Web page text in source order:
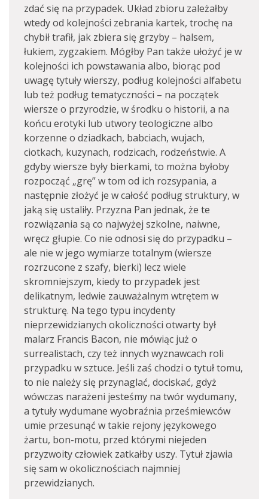
zdać się na przypadek. Układ zbioru zależałby
wtedy od kolejności zebrania kartek, trochę na
chybił trafił, jak zbiera się grzyby – halsem,
łukiem, zygzakiem. Mógłby Pan także ułożyć je w
kolejności ich powstawania albo, biorąc pod
uwagę tytuły wierszy, podług kolejności alfabetu
lub też podług tematyczności – na początek
wiersze o przyrodzie, w środku o historii, a na
końcu erotyki lub utwory teologiczne albo
korzenne o dziadkach, babciach, wujach,
ciotkach, kuzynach, rodzicach, rodzeństwie. A
gdyby wiersze były bierkami, to można byłoby
rozpocząć „grę” w tom od ich rozsypania, a
następnie złożyć je w całość podług struktury, w
jaką się ustaliły. Przyzna Pan jednak, że te
rozwiązania są co najwyżej szkolne, naiwne,
wręcz głupie. Co nie odnosi się do przypadku –
ale nie w jego wymiarze totalnym (wiersze
rozrzucone z szafy, bierki) lecz wiele
skromniejszym, kiedy to przypadek jest
delikatnym, ledwie zauważalnym wtrętem w
strukturę. Na tego typu incydenty
nieprzewidzianych okoliczności otwarty był
malarz Francis Bacon, nie mówiąc już o
surrealistach, czy też innych wyznawcach roli
przypadku w sztuce. Jeśli zaś chodzi o tytuł tomu,
to nie należy się przynaglać, dociskać, gdyż
wówczas narażeni jesteśmy na twór wydumany,
a tytuły wydumane wyobraźnia prześmiewców
umie przesunąć w takie rejony językowego
żartu, bon-motu, przed którymi niejeden
przyzwoity człowiek zatkałby uszy. Tytuł zjawia
się sam w okolicznościach najmniej
przewidzianych.